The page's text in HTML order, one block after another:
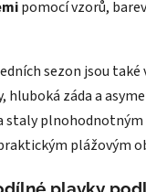
pomocí vzorů,
sezon jsou také
hluboká záda a
staly
plážovým